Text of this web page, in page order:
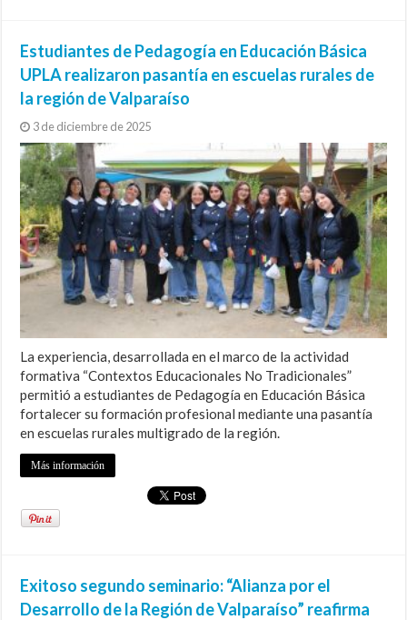
Estudiantes de Pedagogía en Educación Básica
UPLA realizaron pasantía en escuelas rurales de
la región de Valparaíso
3 de diciembre de 2025
La experiencia, desarrollada en el marco de la actividad
formativa “Contextos Educacionales No Tradicionales”
permitió a estudiantes de Pedagogía en Educación Básica
fortalecer su formación profesional mediante una pasantía
en escuelas rurales multigrado de la región.
Más información
Exitoso segundo seminario: “Alianza por el
Desarrollo de la Región de Valparaíso” reafirma